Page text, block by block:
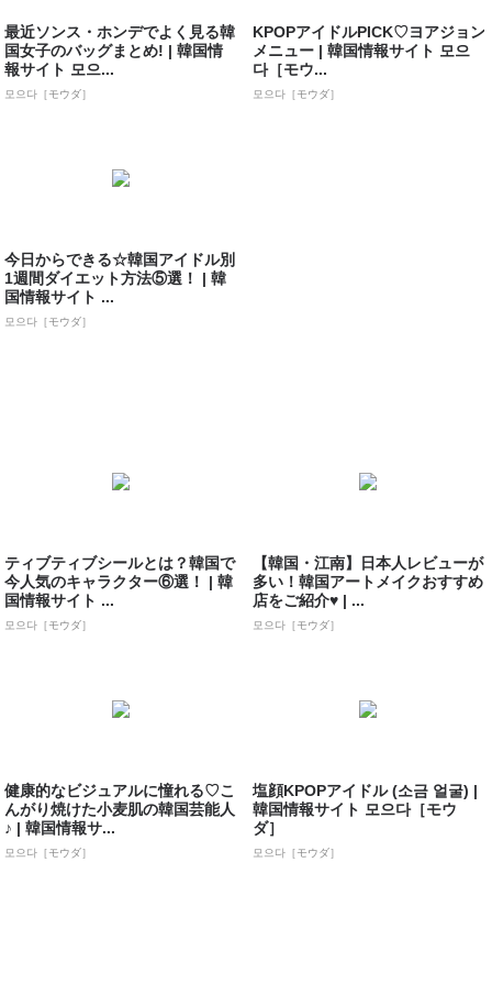
最近ソンス・ホンデでよく見る韓
国女子のバッグまとめ! | 韓国情
報サイト 모으...
모으다［モウダ］
KPOPアイドルPICK♡ヨアジョン
メニュー | 韓国情報サイト 모으
다［モウ...
모으다［モウダ］
今日からできる☆韓国アイドル別
1週間ダイエット方法⑤選！ | 韓
国情報サイト ...
모으다［モウダ］
ティブティブシールとは？韓国で
今人気のキャラクター⑥選！ | 韓
国情報サイト ...
모으다［モウダ］
【韓国・江南】日本人レビューが
多い！韓国アートメイクおすすめ
店をご紹介♥ | ...
모으다［モウダ］
健康的なビジュアルに憧れる♡こ
んがり焼けた小麦肌の韓国芸能人
♪ | 韓国情報サ...
모으다［モウダ］
塩顔KPOPアイドル (소금 얼굴) |
韓国情報サイト 모으다［モウ
ダ］
모으다［モウダ］